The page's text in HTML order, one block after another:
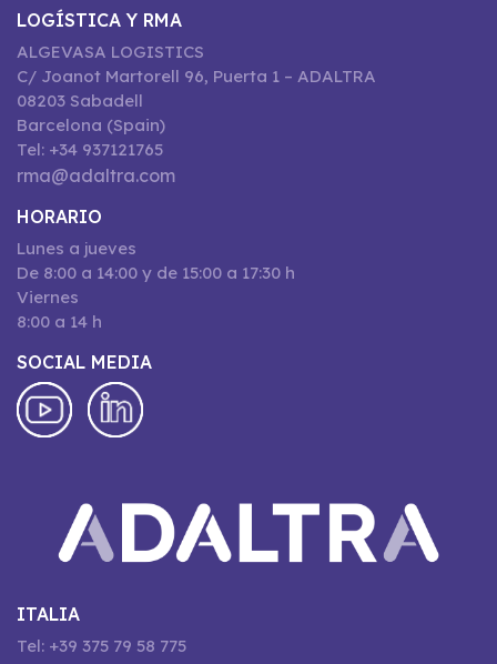
LOGÍSTICA Y RMA
ALGEVASA LOGISTICS
C/ Joanot Martorell 96, Puerta 1 – ADALTRA
08203 Sabadell
Barcelona (Spain)
Tel: +34 937121765
rma@adaltra.com
HORARIO
Lunes a jueves
De 8:00 a 14:00 y de 15:00 a 17:30 h
Viernes
8:00 a 14 h
SOCIAL MEDIA
ITALIA
Tel: +39 375 79 58 775